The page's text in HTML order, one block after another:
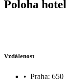
Poloha
Vzdálenost
• Praha: 650